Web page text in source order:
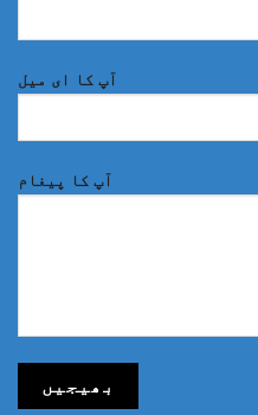
آپ کا ای میل
آپ کا پیغام